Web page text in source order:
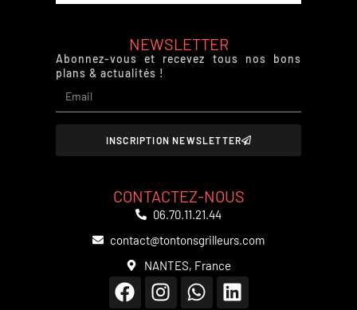
NEWSLETTER
Abonnez-vous et recevez tous nos bons
plans & actualités !
INSCRIPTION NEWSLETTER
CONTACTEZ-NOUS
06.70.11.21.44
contact@tontonsgrilleurs.com
NANTES, France